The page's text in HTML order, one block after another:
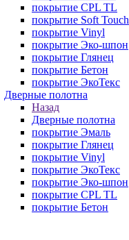
покрытие CPL TL
покрытие Soft Touch
покрытие Vinyl
покрытие Эко-шпон
покрытие Глянец
покрытие Бетон
покрытие ЭкоТекс
Дверные полотна
Назад
Дверные полотна
покрытие Эмаль
покрытие Глянец
покрытие Vinyl
покрытие ЭкоТекс
покрытие Эко-шпон
покрытие CPL TL
покрытие Бетон